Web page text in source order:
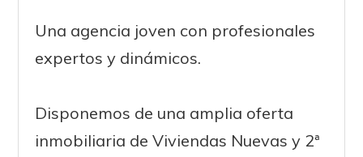
Una agencia joven con profesionales
expertos y dinámicos.
Disponemos de una amplia oferta
inmobiliaria de Viviendas Nuevas y 2ª